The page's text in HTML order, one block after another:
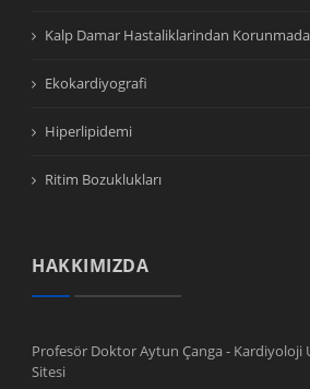
Kalp Damar Hastaliklarindan
Ekokardiyografi
Hiperlipidemi
Ritim Bozuklukları
HAKKIMIZDA
Profesör Doktor Aytun Çanga - Kardiyoloji
Sitesi